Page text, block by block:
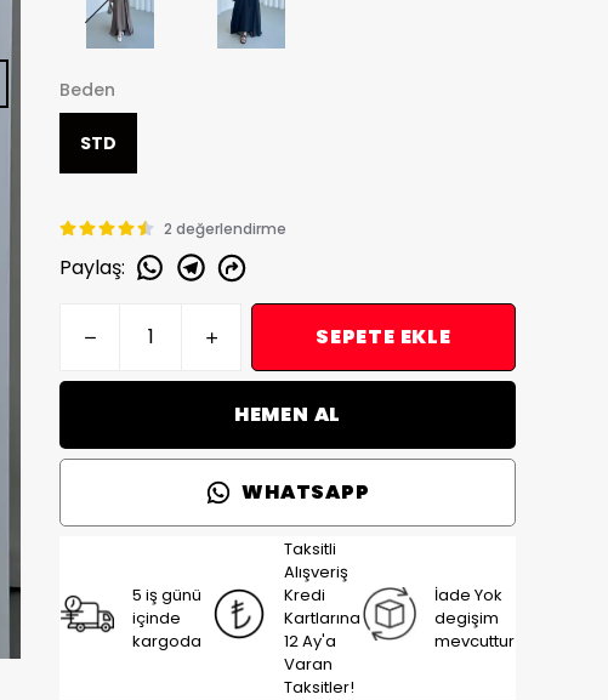
Beden
STD
2 değerlendirme
Paylaş:
SEPETE EKLE
HEMEN AL
WHATSAPP
5 iş günü
içinde
kargoda
Taksitli
Alışveriş
Kredi
Kartlarına
12 Ay'a
Varan
Taksitler!
İade Yok
degişim
mevcuttur